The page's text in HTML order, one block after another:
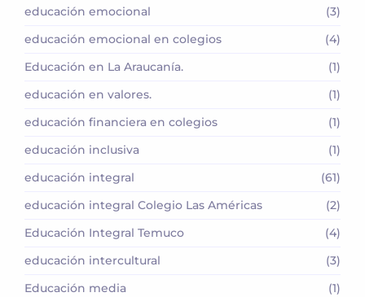
educación emocional
(3)
educación emocional en colegios
(4)
Educación en La Araucanía.
(1)
educación en valores.
(1)
educación financiera en colegios
(1)
educación inclusiva
(1)
educación integral
(61)
educación integral Colegio Las Américas
(2)
Educación Integral Temuco
(4)
educación intercultural
(3)
Educación media
(1)